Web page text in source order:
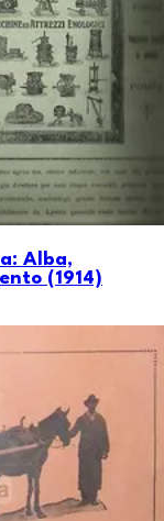
Alba,
(1914)